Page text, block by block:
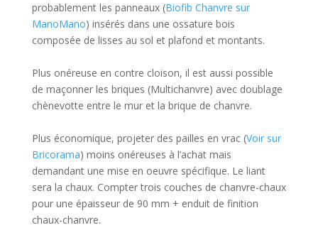
probablement les panneaux (Biofib Chanvre sur
ManoMano) insérés dans une ossature bois
composée de lisses au sol et plafond et montants.
Plus onéreuse en contre cloison, il est aussi possible
de maçonner les briques (Multichanvre) avec doublage
chènevotte entre le mur et la brique de chanvre.
Plus économique, projeter des pailles en vrac (Voir sur
Bricorama) moins onéreuses à l’achat mais
demandant une mise en oeuvre spécifique. Le liant
sera la chaux. Compter trois couches de chanvre-chaux
pour une épaisseur de 90 mm + enduit de finition
chaux-chanvre.